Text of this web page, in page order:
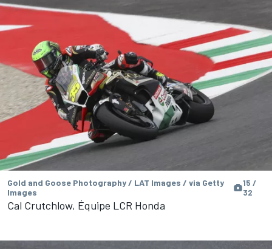
Gold and Goose Photography / LAT Images / via Getty
Images
15 /
32
Cal Crutchlow, Équipe LCR Honda